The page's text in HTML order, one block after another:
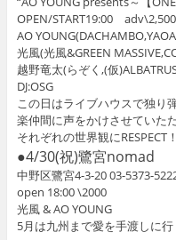
OPEN/START19:00
AO
光風(光風&GREEN
越野竜太(らぞく,(仮
DJ:OSG
この日はライブハウスで独り
楽仲間に声をかけさせていただ
それぞれの世界観にRESPECT
●4/30(祝)鷺宮nomad
中野区鷺宮4-3-20 03-5373-
open 18:00 \2000
光風 & AO YOUNG
5月は九州まで愛を手渡しに行